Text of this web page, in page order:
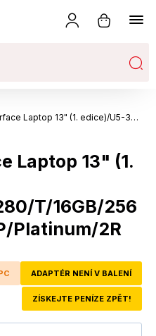
Microsoft Surface Laptop 13" (1. edice)/U5-325/13"/1920x1280/T/16GB/256GB/Intel int/W11P/Platinum/2R
Laptop 13" (1.
T/16GB/256
Platinum/2R
ADAPTÉR NENÍ V BALENÍ
ZÍSKEJTE PENÍZE ZPĚT!